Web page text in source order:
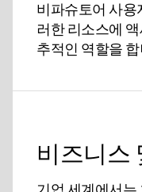
비파슈토어 사용
러한 리소스에
추적인 역할을
비즈니스